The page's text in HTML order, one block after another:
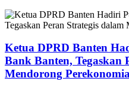
Ketua DPRD Banten
Bank Banten, Tegaskan
Mendorong